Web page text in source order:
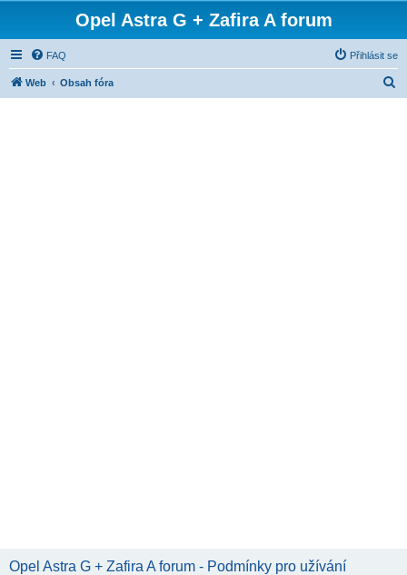
Opel Astra G + Zafira A forum
FAQ Přihlásit se
Web Obsah fóra
Opel Astra G + Zafira A forum - Podmínky pro užívání